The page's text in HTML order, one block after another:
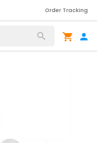
Order Tracking